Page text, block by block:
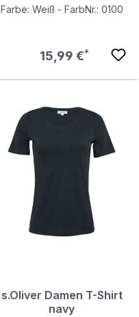
Farbe: Weiß - FarbNr.: 0100
Regulärer Preis:
15,99 €
s.Oliver Damen T-Shirt
navy